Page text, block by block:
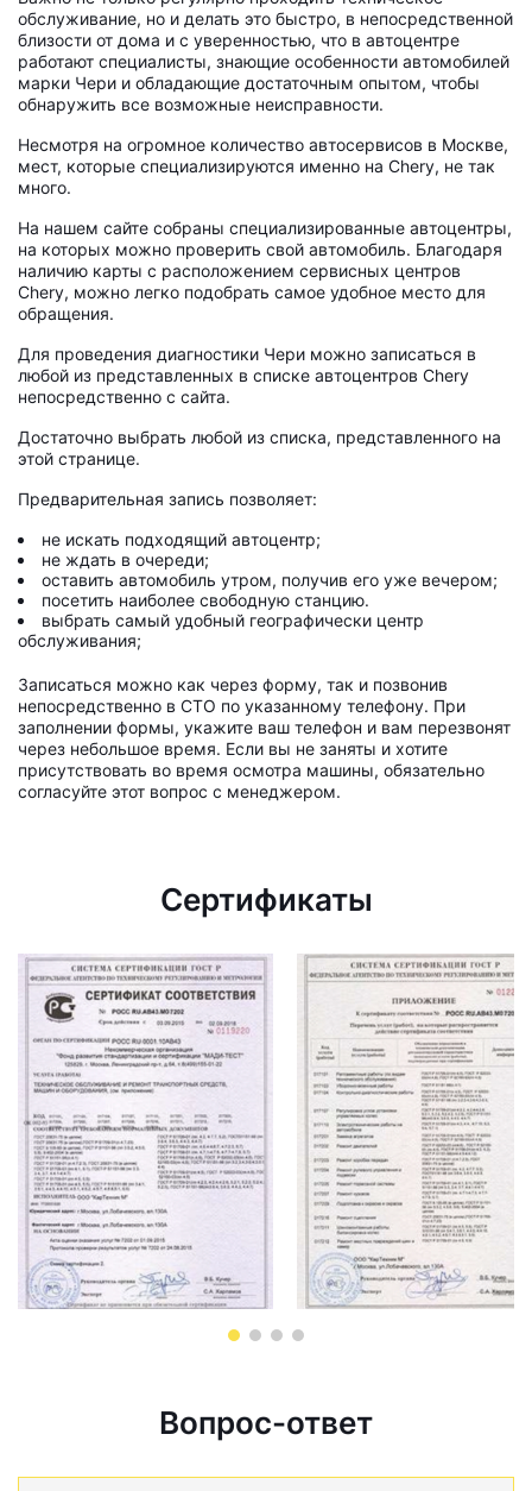
обслуживание, но и делать это быстро, в непосредственной
близости от дома и с уверенностью, что в автоцентре
работают специалисты, знающие особенности автомобилей
марки Чери и обладающие достаточным опытом, чтобы
обнаружить все возможные неисправности.
Несмотря на огромное количество автосервисов в Москве,
мест, которые специализируются именно на Chery, не так
много.
На нашем сайте собраны специализированные автоцентры,
на которых можно проверить свой автомобиль. Благодаря
наличию карты с расположением сервисных центров
Chery, можно легко подобрать самое удобное место для
обращения.
Для проведения диагностики Чери можно записаться в
любой из представленных в списке автоцентров Chery
непосредственно с сайта.
Достаточно выбрать любой из списка, представленного на
этой странице.
Предварительная запись позволяет:
не искать подходящий автоцентр;
не ждать в очереди;
оставить автомобиль утром, получив его уже вечером;
посетить наиболее свободную станцию.
выбрать самый удобный географически центр
обслуживания;
Записаться можно как через форму, так и позвонив
непосредственно в СТО по указанному телефону. При
заполнении формы, укажите ваш телефон и вам перезвонят
через небольшое время. Если вы не заняты и хотите
присутствовать во время осмотра машины, обязательно
согласуйте этот вопрос с менеджером.
Сертификаты
Вопрос-ответ